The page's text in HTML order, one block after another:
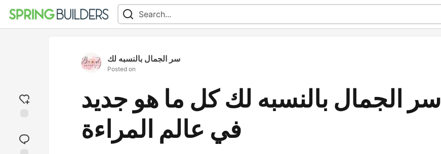
reaction
سر الجمال بالنسبه لك
Posted on
سر الجمال بالنسبه لك كل ما هو جديد
في عالم المراءة